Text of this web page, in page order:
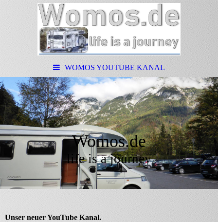
WOMOS YOUTUBE KANAL
Womos.de
life is a journey
Unser neuer YouTube Kanal.